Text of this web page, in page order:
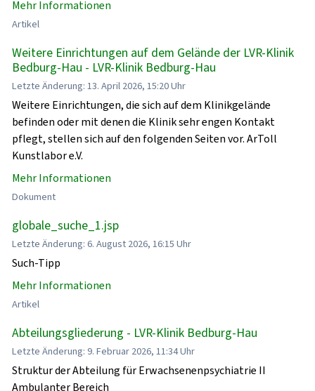
Mehr Informationen
Artikel
Weitere Einrichtungen auf dem Gelände der LVR-Klinik
Bedburg-Hau - LVR-Klinik Bedburg-Hau
Letzte Änderung: 13. April 2026, 15:20 Uhr
Weitere Einrichtungen, die sich auf dem Klinikgelände
befinden oder mit denen die Klinik sehr engen Kontakt
pflegt, stellen sich auf den folgenden Seiten vor. ArToll
Kunstlabor e.V.
Mehr Informationen
Dokument
globale_suche_1.jsp
Letzte Änderung: 6. August 2026, 16:15 Uhr
Such-Tipp
Mehr Informationen
Artikel
Abteilungsgliederung - LVR-Klinik Bedburg-Hau
Letzte Änderung: 9. Februar 2026, 11:34 Uhr
Struktur der Abteilung für Erwachsenenpsychiatrie II
Ambulanter Bereich